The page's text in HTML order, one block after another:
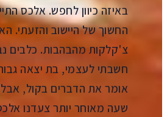
באיזה כיוון לחפש. אלכס
החשוך של היישוב והזעתי.
צ'קלקות מהבהבות. כלבים
חשבתי לעצמי, בת יצאה
אומר את הדברים בקול, אבל
שעה מאוחר יותר צעדנו